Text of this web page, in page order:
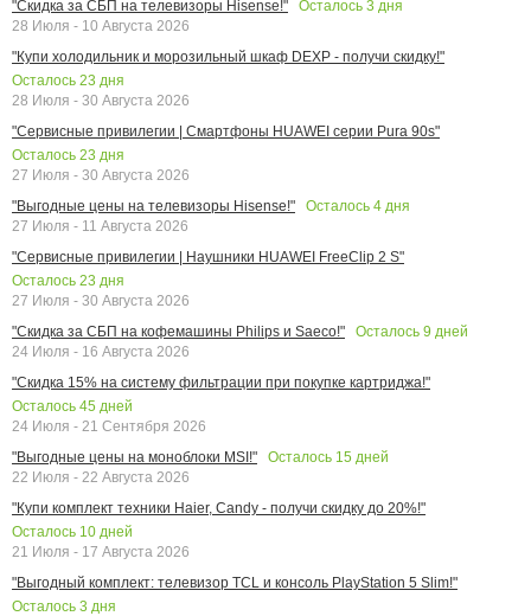
"Скидка за СБП на телевизоры Hisense!"
Осталось 3 дня
28 Июля - 10 Августа 2026
"Купи холодильник и морозильный шкаф DEXP - получи скидку!"
Осталось 23 дня
28 Июля - 30 Августа 2026
"Сервисные привилегии | Смартфоны HUAWEI серии Pura 90s"
Осталось 23 дня
27 Июля - 30 Августа 2026
"Выгодные цены на телевизоры Hisense!"
Осталось 4 дня
27 Июля - 11 Августа 2026
"Сервисные привилегии | Наушники HUAWEI FreeClip 2 S"
Осталось 23 дня
27 Июля - 30 Августа 2026
"Скидка за СБП на кофемашины Philips и Saeco!"
Осталось 9 дней
24 Июля - 16 Августа 2026
"Скидка 15% на систему фильтрации при покупке картриджа!"
Осталось 45 дней
24 Июля - 21 Сентября 2026
"Выгодные цены на моноблоки MSI!"
Осталось 15 дней
22 Июля - 22 Августа 2026
"Купи комплект техники Haier, Candy - получи скидку до 20%!"
Осталось 10 дней
21 Июля - 17 Августа 2026
"Выгодный комплект: телевизор TCL и консоль PlayStation 5 Slim!"
Осталось 3 дня